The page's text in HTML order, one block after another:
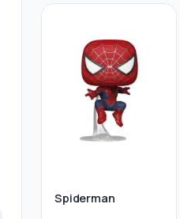
Spiderman